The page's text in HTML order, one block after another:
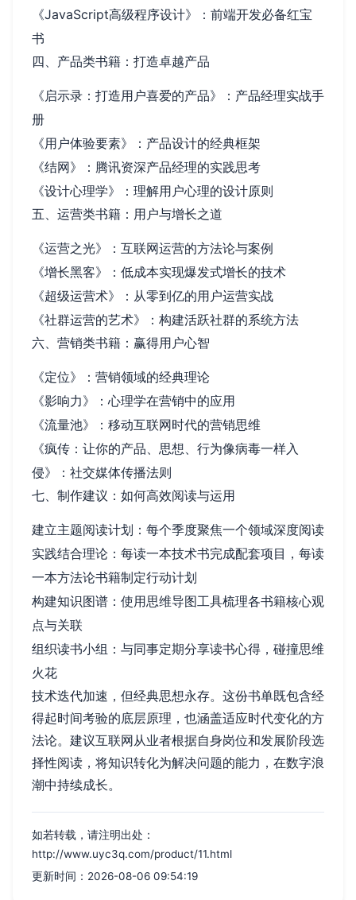
《JavaScript高级程序设计》：前端开发必备红宝
书
四、产品类书籍：打造卓越产品
《启示录：打造用户喜爱的产品》：产品经理实战手
册
《用户体验要素》：产品设计的经典框架
《结网》：腾讯资深产品经理的实践思考
《设计心理学》：理解用户心理的设计原则
五、运营类书籍：用户与增长之道
《运营之光》：互联网运营的方法论与案例
《增长黑客》：低成本实现爆发式增长的技术
《超级运营术》：从零到亿的用户运营实战
《社群运营的艺术》：构建活跃社群的系统方法
六、营销类书籍：赢得用户心智
《定位》：营销领域的经典理论
《影响力》：心理学在营销中的应用
《流量池》：移动互联网时代的营销思维
《疯传：让你的产品、思想、行为像病毒一样入
侵》：社交媒体传播法则
七、制作建议：如何高效阅读与运用
建立主题阅读计划：每个季度聚焦一个领域深度阅读
实践结合理论：每读一本技术书完成配套项目，每读
一本方法论书籍制定行动计划
构建知识图谱：使用思维导图工具梳理各书籍核心观
点与关联
组织读书小组：与同事定期分享读书心得，碰撞思维
火花
技术迭代加速，但经典思想永存。这份书单既包含经
得起时间考验的底层原理，也涵盖适应时代变化的方
法论。建议互联网从业者根据自身岗位和发展阶段选
择性阅读，将知识转化为解决问题的能力，在数字浪
潮中持续成长。
如若转载，请注明出处：
http://www.uyc3q.com/product/11.html
更新时间：2026-08-06 09:54:19